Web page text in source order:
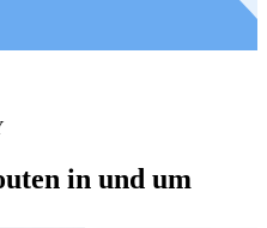
in und um